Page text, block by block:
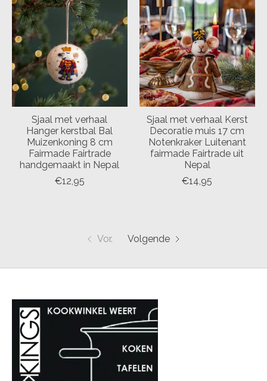
Sjaal met verhaal
Hanger kerstbal Bal
Muizenkoning 8 cm
Fairmade Fairtrade
handgemaakt in Nepal
€12,95
Sjaal met verhaal Kerst
Decoratie muis 17 cm
Notenkraker Luitenant
fairmade Fairtrade uit
Nepal
€14,95
Vor. Volgende